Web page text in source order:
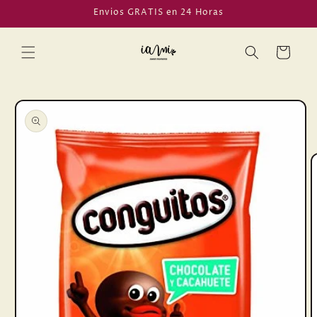
al contenido
Envios GRATIS en 24 Horas
Carrito
directamente
a la
información
del producto